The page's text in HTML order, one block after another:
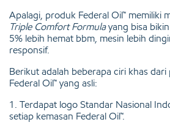
Apalagi, produk Federal Oil™ memiliki
Triple Comfort Formulayang bisa
5% lebih hemat bbm, mesin lebih
responsif.
Berikut adalah beberapa ciri khas
Federal Oil™ yang asli:
1. Terdapat logo Standar Nasional
setiap kemasan Federal Oil™.